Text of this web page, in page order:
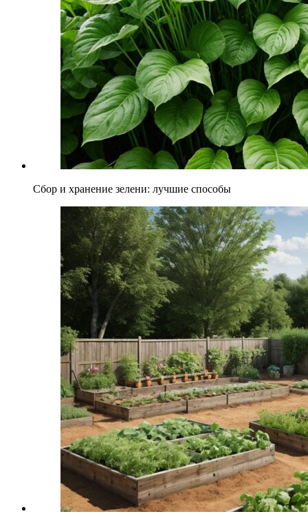
Сбор и хранение зелени: лучшие способы